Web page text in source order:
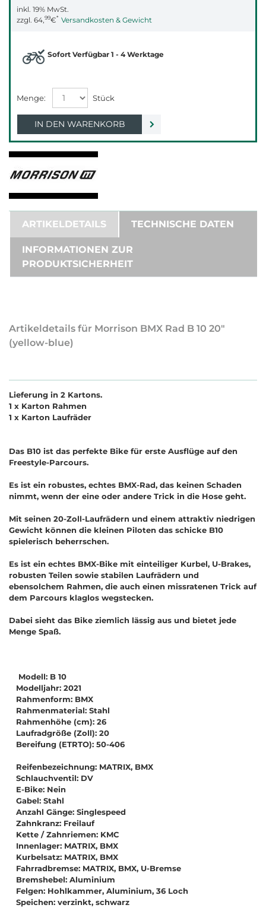
inkl. 19% MwSt.
zzgl. 64,99€* Versandkosten & Gewicht
Sofort Verfügbar 1 - 4 Werktage
IN DEN WARENKORB
ARTIKELDETAILS TECHNISCHE DATEN
INFORMATIONEN ZUR
PRODUKTSICHERHEIT
Artikeldetails für Morrison BMX Rad B 10 20"
(yellow-blue)
Lieferung in 2 Kartons.
1 x Karton Rahmen
1 x Karton Laufräder
Das B10 ist das perfekte Bike für erste Ausflüge auf den
Freestyle-Parcours.
Es ist ein robustes, echtes BMX-Rad, das keinen Schaden
nimmt, wenn der eine oder andere Trick in die Hose geht.
Mit seinen 20-Zoll-Laufrädern und einem attraktiv niedrigen
Gewicht können die kleinen Piloten das schicke B10
spielerisch beherrschen.
Es ist ein echtes BMX-Bike mit einteiliger Kurbel, U-Brakes,
robusten Teilen sowie stabilen Laufrädern und
ebensolchem Rahmen, die auch einen missratenen Trick auf
dem Parcours klaglos wegstecken.
Dabei sieht das Bike ziemlich lässig aus und bietet jede
Menge Spaß.
Modell: B 10
Modelljahr: 2021
Rahmenform: BMX
Rahmenmaterial: Stahl
Rahmenhöhe (cm): 26
Laufradgröße (Zoll): 20
Bereifung (ETRTO): 50-406
Reifenbezeichnung: MATRIX, BMX
Schlauchventil: DV
E-Bike: Nein
Gabel: Stahl
Anzahl Gänge: Singlespeed
Zahnkranz: Freilauf
Kette / Zahnriemen: KMC
Innenlager: MATRIX, BMX
Kurbelsatz: MATRIX, BMX
Fahrradbremse: MATRIX, BMX, U-Bremse
Bremshebel: Aluminium
Felgen: Hohlkammer, Aluminium, 36 Loch
Speichen: verzinkt, schwarz